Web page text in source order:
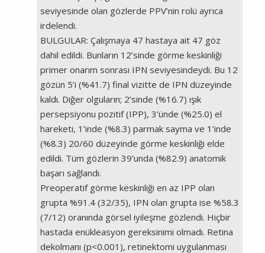
seviyesinde olan gözlerde PPV’nin rolü ayrıca
irdelendi.
BULGULAR: Çalışmaya 47 hastaya ait 47 göz
dahil edildi. Bunların 12’sinde görme keskinliği
primer onarım sonrası IPN seviyesindeydi. Bu 12
gözün 5’i (%41.7) final vizitte de IPN düzeyinde
kaldı. Diğer olguların; 2’sinde (%16.7) ışık
persepsiyonu pozitif (IPP), 3’ünde (%25.0) el
hareketi, 1’inde (%8.3) parmak sayma ve 1’inde
(%8.3) 20/60 düzeyinde görme keskinliği elde
edildi. Tüm gözlerin 39’unda (%82.9) anatomik
başarı sağlandı.
Preoperatif görme keskinliği en az IPP olan
grupta %91.4 (32/35), IPN olan grupta ise %58.3
(7/12) oranında görsel iyileşme gözlendi. Hiçbir
hastada enükleasyon gereksinimi olmadı. Retina
dekolmanı (p<0.001), retinektomi uygulanması